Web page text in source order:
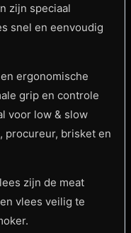
zijn speciaal
snel en eenvoudig
ergonomische
grip en controle
voor low & slow
procureur, brisket en
zijn de meat
vlees veilig te